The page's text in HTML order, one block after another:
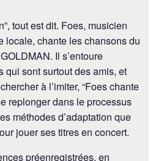
tout est dit. Foes, musicien
locale, chante les chansons du
Il s’entoure
qui sont surtout des amis, et
à l’imiter, “Foes chante
replonger dans le processus
méthodes d’adaptation que
jouer ses titres en concert.
préenregistrées, en